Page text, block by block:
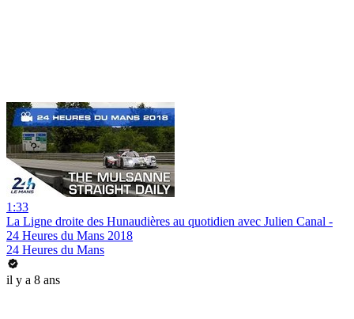
1:33
La Ligne droite des Hunaudières au quotidien avec Julien Canal -
24 Heures du Mans 2018
24 Heures du Mans
il y a 8 ans